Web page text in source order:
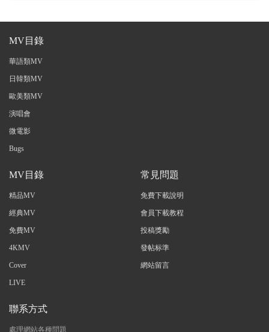
MV目錄
華語類MV
日韓類MV
歐美類MV
演唱會
微電影
Bugs
MV目錄
精品MV
經典MV
免費MV
4KMV
Cover
LIVE
常見問題
免費下載說明
會員下載教程
投稿獎勵
發帖标準
網站留言
聯系方式
處理網站各種問題